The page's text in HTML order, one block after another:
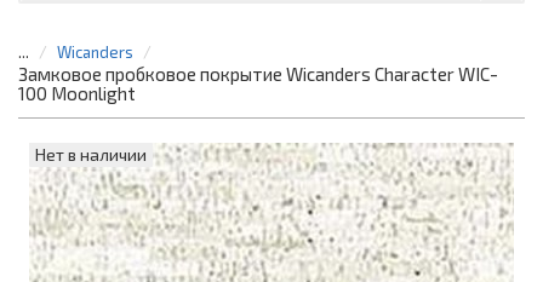
... Wicanders
Замковое пробковое покрытие Wicanders Character WIC-
100 Moonlight
Нет в наличии